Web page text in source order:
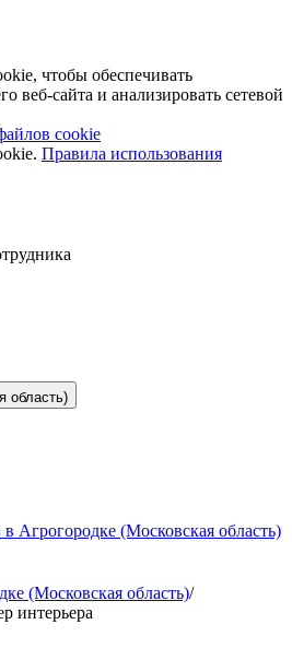
чтобы обеспечивать
веб-сайта и анализировать сетевой
cookie
Правила использования
область)
Агрогородке (Московская область)
(Московская область)/
интерьера